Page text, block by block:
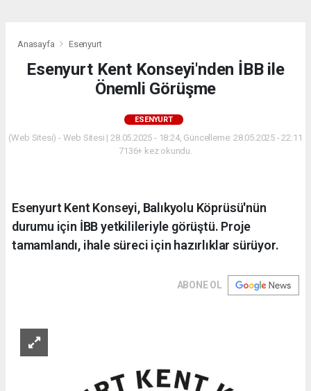
Anasayfa Esenyurt
Esenyurt Kent Konseyi'nden İBB ile
Önemli Görüşme
ESENYURT
(Web Sitesi) - Web Sitesi | 28.05.2025 - 18:24, Güncelleme: 28.05.2025 - 22:11
7136+ kez okundu.
Esenyurt Kent Konseyi, Balıkyolu Köprüsü'nün
durumu için İBB yetkilileriyle görüştü. Proje
tamamlandı, ihale süreci için hazırlıklar sürüyor.
ABONE OL